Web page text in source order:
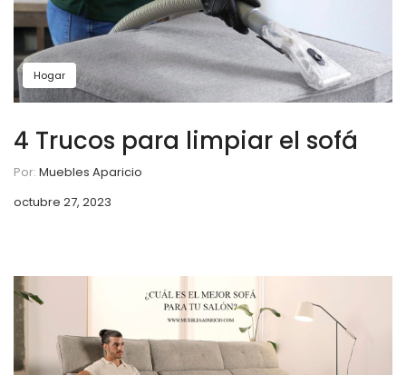
Hogar
4 Trucos para limpiar el sofá
Por: Muebles Aparicio
octubre 27, 2023